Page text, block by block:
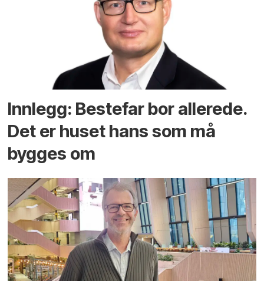
Innlegg: Bestefar bor allerede.
Det er huset hans som må
bygges om